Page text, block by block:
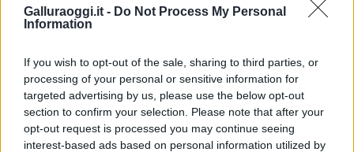
Galluraoggi.it - Do Not Process My Personal
Information
If you wish to opt-out of the sale, sharing to third parties, or
processing of your personal or sensitive information for
targeted advertising by us, please use the below opt-out
section to confirm your selection. Please note that after your
opt-out request is processed you may continue seeing
interest-based ads based on personal information utilized by
Porto Cervo Notizie
Zuma Zuma Ristorante
Notizie in tempo reale?
Entra nel canale telegram di
GalluraOggi.it